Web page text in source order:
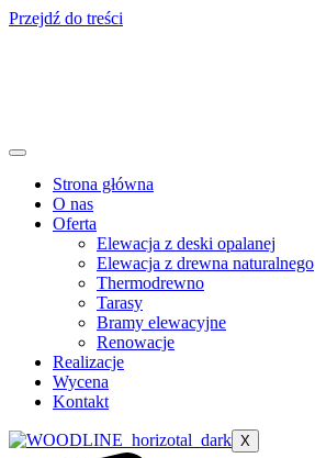
Przejdź do treści
Strona główna
O nas
Oferta
Elewacja z deski opalanej
Elewacja z drewna naturalnego
Thermodrewno
Tarasy
Bramy elewacyjne
Renowacje
Realizacje
Wycena
Kontakt
X